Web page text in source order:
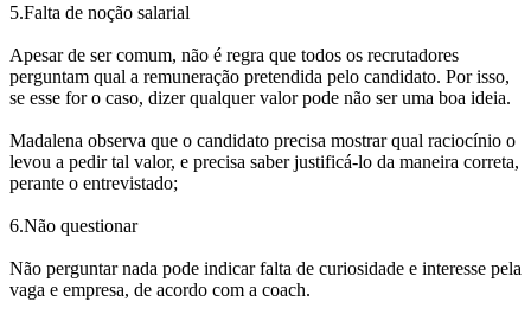
5.Falta de noção salarial
Apesar de ser comum, não é regra que todos os recrutadores
perguntam qual a remuneração pretendida pelo candidato. Por isso,
se esse for o caso, dizer qualquer valor pode não ser uma boa ideia.
Madalena observa que o candidato precisa mostrar qual raciocínio o
levou a pedir tal valor, e precisa saber justificá-lo da maneira correta,
perante o entrevistado;
6.Não questionar
Não perguntar nada pode indicar falta de curiosidade e interesse pela
vaga e empresa, de acordo com a coach.